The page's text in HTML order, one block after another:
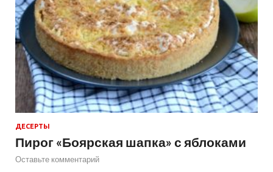
ДЕСЕРТЫ
Пирог «Боярская шапка» с яблоками
Оставьте комментарий